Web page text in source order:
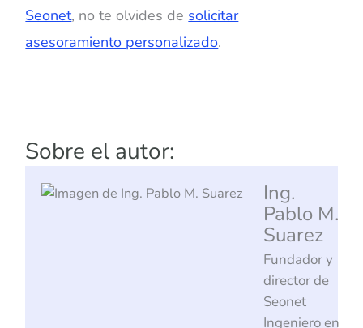
Seonet, no te olvides de solicitar
asesoramiento personalizado.
Sobre el autor:
Ing.
Pablo M.
Suarez
Fundador y
director de
Seonet
Ingeniero en